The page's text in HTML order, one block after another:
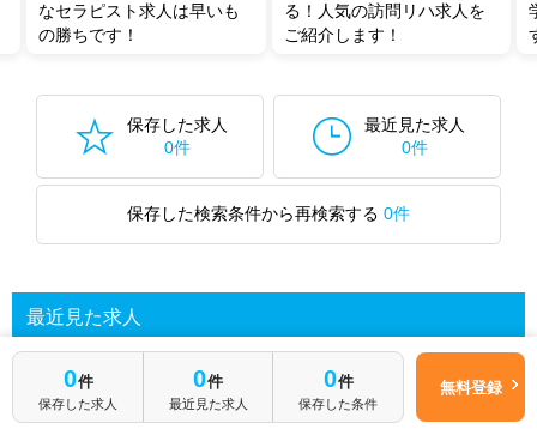
なセラピスト求人は早いも
の勝ちです！
る！人気の訪問リハ求人を
ご紹介します！
保存した求人
0件
最近見た求人
0件
保存した検索条件から再検索する 0件
最近見た求人
あなたが最近見た求人を表示します
0件
保存した求人
0件
最近見た求人
0件
保存した条件
無料登録
無料転職サポートに申し込む
はじめて転職